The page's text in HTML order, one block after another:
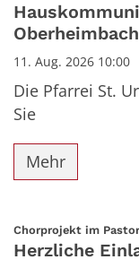
Oberheimbach
11. Aug. 2026 10:00
Die Pfarrei St.
Sie
Mehr
Chorprojekt im
Herzliche